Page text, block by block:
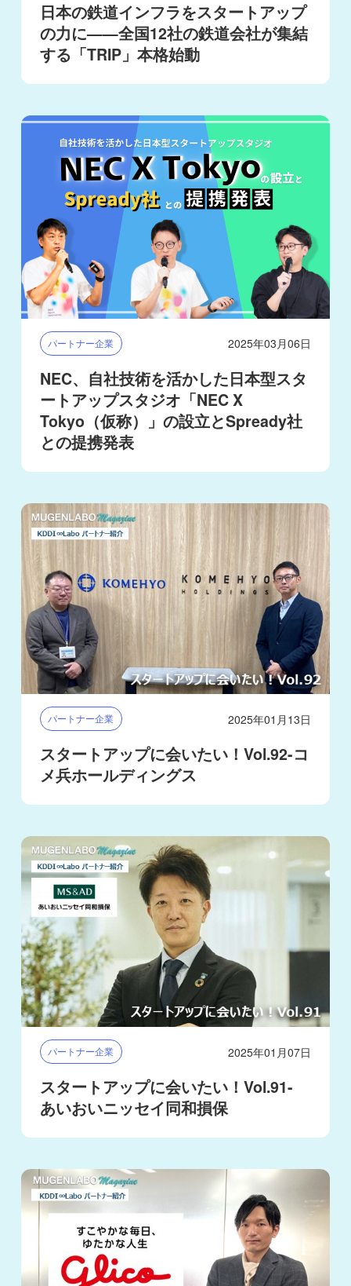
日本の鉄道インフラをスタートアップ
の力に——全国12社の鉄道会社が集結
する「TRIP」本格始動
パートナー企業 2025年03月06日
NEC、自社技術を活かした日本型スタ
ートアップスタジオ「NEC X
Tokyo（仮称）」の設立とSpready社
との提携発表
パートナー企業 2025年01月13日
スタートアップに会いたい！Vol.92-コ
メ兵ホールディングス
パートナー企業 2025年01月07日
スタートアップに会いたい！Vol.91-
あいおいニッセイ同和損保